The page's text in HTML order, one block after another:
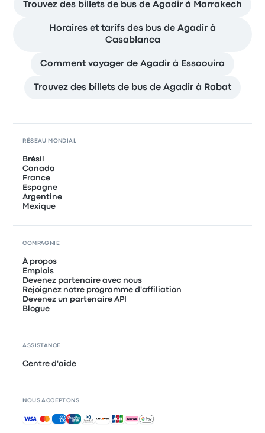
Trouvez des billets de bus de Agadir à Marrakech
Horaires et tarifs des bus de Agadir à
Casablanca
Comment voyager de Agadir à Essaouira
Trouvez des billets de bus de Agadir à Rabat
RÉSEAU MONDIAL
Brésil
Canada
France
Espagne
Argentine
Mexique
COMPAGNIE
À propos
Emplois
Devenez partenaire avec nous
Rejoignez notre programme d'affiliation
Devenez un partenaire API
Blogue
ASSISTANCE
Centre d'aide
NOUS ACCEPTONS
Paiements acceptés